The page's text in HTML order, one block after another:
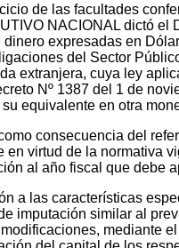
de las facultades
NACIONAL dictó el
expresadas en
del Sector
extranjera, cuya ley
Nº 1387 del 1 de
equivalente en otra
consecuencia del
en virtud de la normativa
al año fiscal que debe
a las características
imputación similar al
mediante